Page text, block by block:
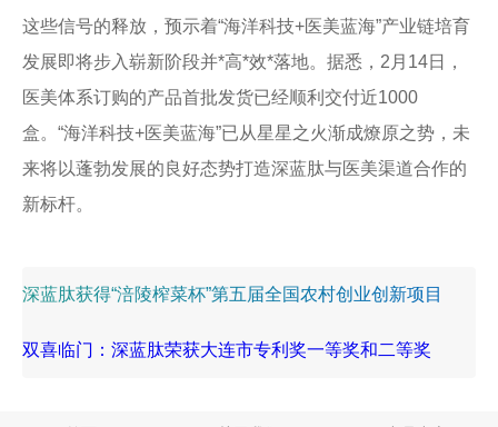
这些信号的释放，预示着“海洋科技+医美蓝海”产业链培育
发展即将步入崭新阶段并*高*效*落地。据悉，2月14日，
医美体系订购的产品首批发货已经顺利交付近1000
盒。“海洋科技+医美蓝海”已从星星之火渐成燎原之势，未
来将以蓬勃发展的良好态势打造深蓝肽与医美渠道合作的
新标杆。
深蓝肽获得“涪陵榨菜杯”第五届全国农村创业创新项目创
意大赛全国三等奖！
双喜临门：深蓝肽荣获大连市专利奖一等奖和二等奖